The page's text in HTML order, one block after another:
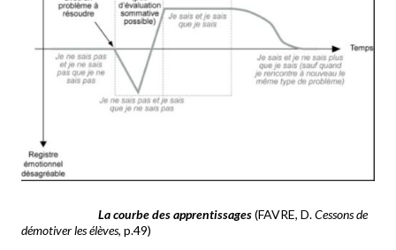
La courbe des apprentissages(FAVRE, D.Cessons de
démotiver les élèves, p.49)